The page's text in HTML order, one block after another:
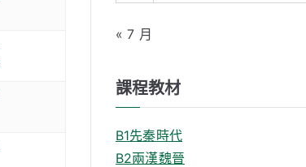
« 7 月
課程教材
B1先秦時代
B2兩漢魏晉